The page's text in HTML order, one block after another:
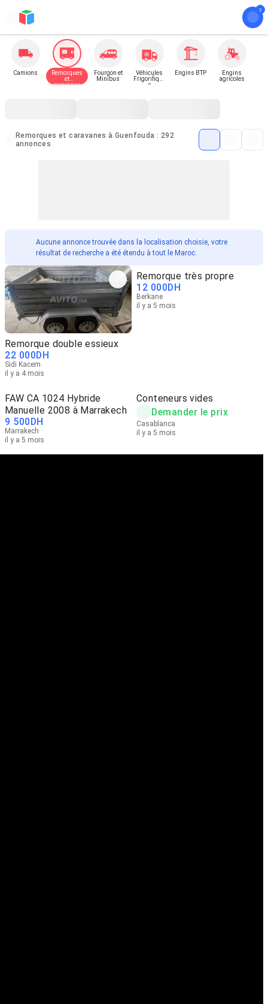
Camions
Remorques
et
caravanes
Fourgon et
Minibus
Véhicules
Frigorifique
s
Engins BTP
Engins
agricoles
Remorques et caravanes à Guenfouda : 292
annonces
Aucune annonce trouvée dans la localisation choisie, votre
résultat de recherche a été étendu à tout le Maroc.
Remorque double essieux
22 000DH
Sidi Kacem
il y a 4 mois
Remorque très propre
12 000DH
Berkane
il y a 5 mois
FAW CA 1024 Hybride
Manuelle 2008 à Marrakech
9 500DH
Marrakech
il y a 5 mois
Conteneurs vides
Demander le prix
Casablanca
il y a 5 mois